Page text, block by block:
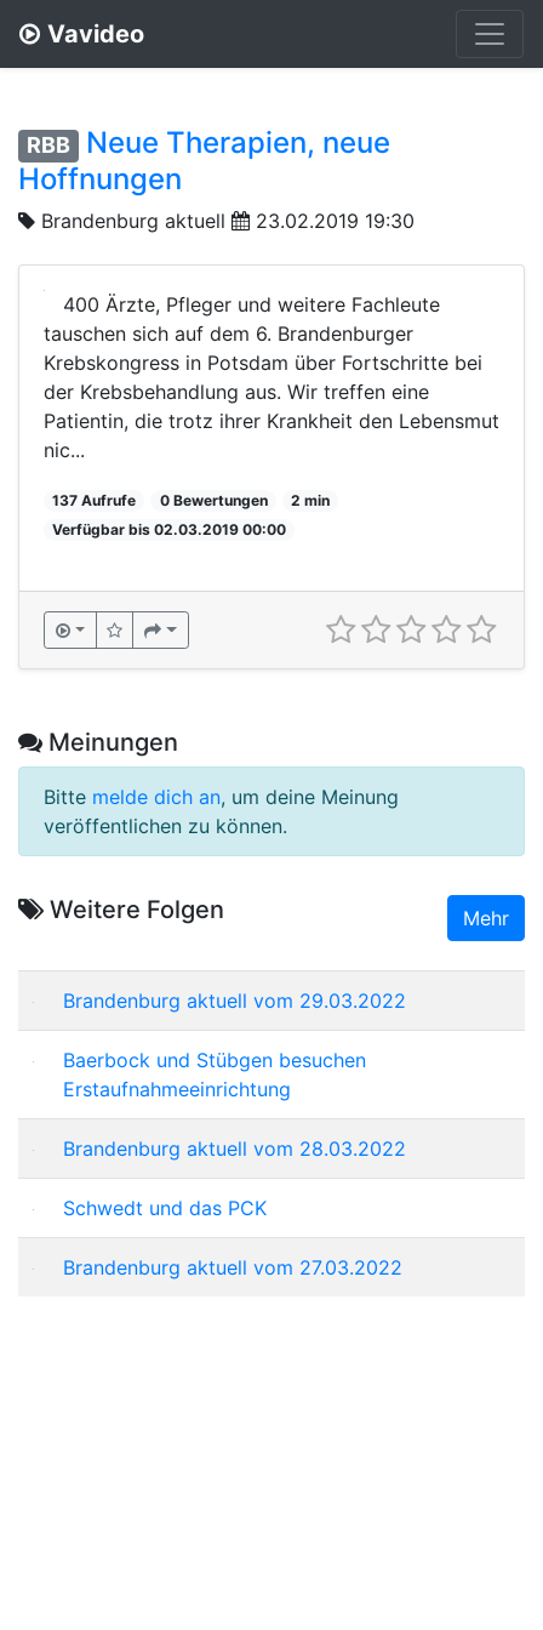
Vavideo
RBB
Neue Therapien, neue
Hoffnungen
Brandenburg aktuell 23.02.2019 19:30
400 Ärzte, Pfleger und weitere Fachleute
tauschen sich auf dem 6. Brandenburger
Krebskongress in Potsdam über Fortschritte bei
der Krebsbehandlung aus. Wir treffen eine
Patientin, die trotz ihrer Krankheit den Lebensmut
nic...
137 Aufrufe 0 Bewertungen
2 min
Verfügbar bis 02.03.2019 00:00
Meinungen
Bitte melde dich an, um deine Meinung
veröffentlichen zu können.
Weitere Folgen Mehr
Brandenburg aktuell vom 29.03.2022
Baerbock und Stübgen besuchen
Erstaufnahmeeinrichtung
Brandenburg aktuell vom 28.03.2022
Schwedt und das PCK
Brandenburg aktuell vom 27.03.2022